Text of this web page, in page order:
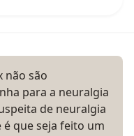
não são
para a neuralgia
de neuralgia
que seja feito um